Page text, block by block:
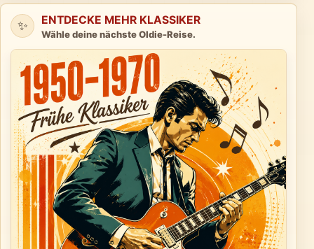
✨ ENTDECKE MEHR KLASSIKER
Wähle deine nächste Oldie-Reise.